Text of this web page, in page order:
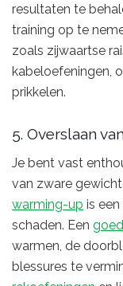
resultaten te
training op te
zoals zijwaartse
kabeloefeningen,
prikkelen.
5. Overslaan
Je bent vast
van zware
warming-up is
schaden. Een
warmen, de
blessures te